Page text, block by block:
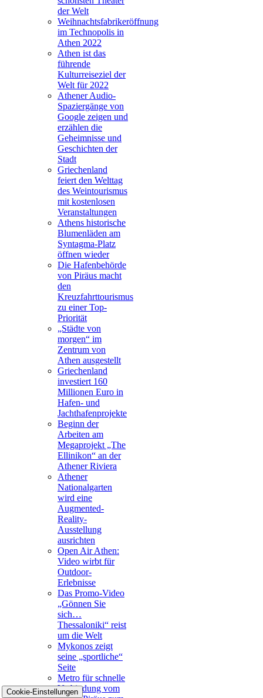
der Welt
Weihnachtsfabrikeröffnung
im Technopolis in
Athen 2022
Athen ist das
führende
Kulturreiseziel der
Welt für 2022
Athener Audio-
Spaziergänge von
Google zeigen und
erzählen die
Geheimnisse und
Geschichten der
Stadt
Griechenland
feiert den Welttag
des Weintourismus
mit kostenlosen
Veranstaltungen
Athens historische
Blumenläden am
Syntagma-Platz
öffnen wieder
Die Hafenbehörde
von Piräus macht
den
Kreuzfahrttourismus
zu einer Top-
Priorität
„Städte von
morgen“ im
Zentrum von
Athen ausgestellt
Griechenland
investiert 160
Millionen Euro in
Hafen- und
Jachthafenprojekte
Beginn der
Arbeiten am
Megaprojekt „The
Ellinikon“ an der
Athener Riviera
Athener
Nationalgarten
wird eine
Augmented-
Reality-
Ausstellung
ausrichten
Open Air Athen:
Video wirbt für
Outdoor-
Erlebnisse
Das Promo-Video
„Gönnen Sie
sich…
Thessaloniki“ reist
um die Welt
Mykonos zeigt
seine „sportliche“
Seite
Metro für schnelle
Verbindung vom
Cookie-Einstellungen